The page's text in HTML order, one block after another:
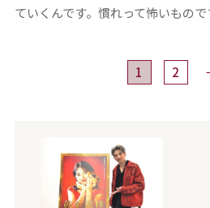
ていくんです。慣れって怖いもので
1 2